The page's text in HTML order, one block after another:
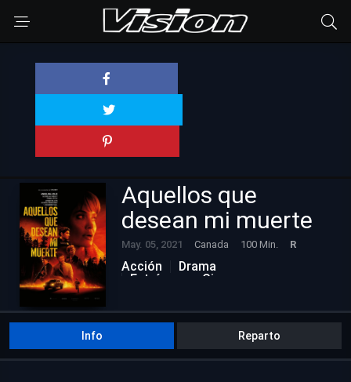
Aquellos que
desean mi muerte
May. 05, 2021 Canada 100 Min. R
Acción
Drama
Estrénos en Cine
Info Reparto